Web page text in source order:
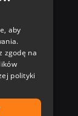
aby
zgodę na
polityki